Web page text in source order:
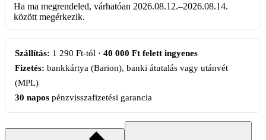
Ha ma megrendeled, várhatóan 2026.08.12.–2026.08.14.
között megérkezik.
Szállítás: 1 290 Ft-tól · 40 000 Ft felett ingyenes
Fizetés: bankkártya (Barion), banki átutalás vagy utánvét
(MPL)
30 napos pénzvisszafizetési garancia